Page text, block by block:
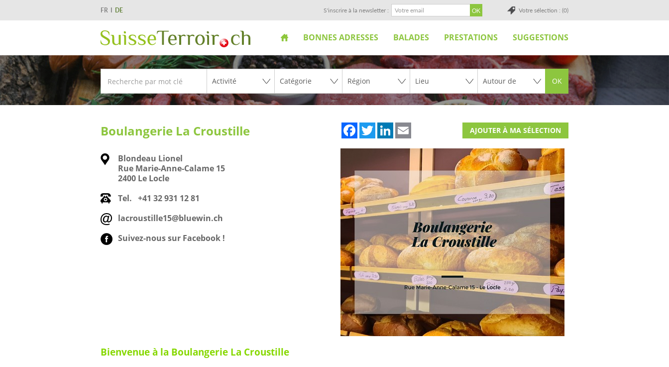
FR DE Votre sélection : (0)
S'inscrire à la newsletter :
BONNES ADRESSES BALADES PRESTATIONS SUGGESTIONS
OK
Boulangerie La Croustille FacebookTwitterLinkedIn AJOUTER À MA SÉLECTION
Blondeau Lionel
Rue Marie-Anne-Calame 15
2400 Le Locle
Tel. +41 32 931 12 81
lacroustille15@bluewin.ch
Suivez-nous sur Facebook !
Bienvenue à la Boulangerie La Croustille